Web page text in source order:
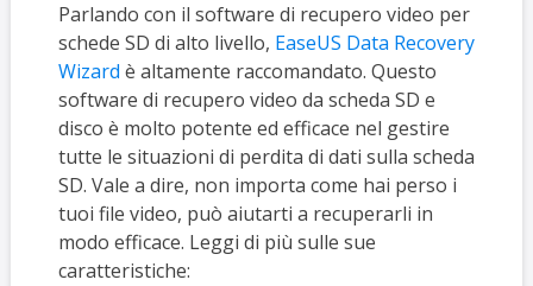
Parlando con il software di recupero video per
schede SD di alto livello, EaseUS Data Recovery
Wizard è altamente raccomandato. Questo
software di recupero video da scheda SD e
disco è molto potente ed efficace nel gestire
tutte le situazioni di perdita di dati sulla scheda
SD. Vale a dire, non importa come hai perso i
tuoi file video, può aiutarti a recuperarli in
modo efficace. Leggi di più sulle sue
caratteristiche: